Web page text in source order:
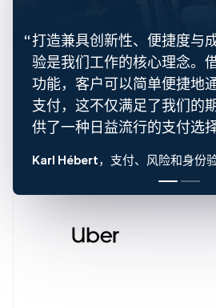
打造兼具创新性、便捷度与
验是我们工作的核心理念。
功能，客户可以简单便捷地
支付，这不仅满足了我们的
供了一种日益流行的支付选择
Karl Hébert，支付、风险和身份
捷克
English
克罗地亚
EnglishItaliano
拉脱维亚
English
立陶宛
列支敦士登
卢森堡
罗马尼亚
English